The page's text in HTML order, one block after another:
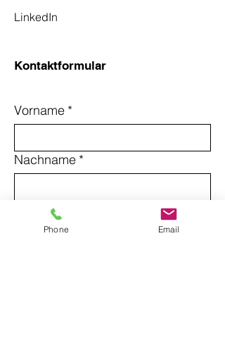
LinkedIn
Kontaktformular
Vorname *
Nachname *
*
Phone Email